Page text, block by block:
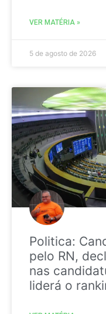
VER MATÉRIA »
5 de agosto de 2026
Politica:
pelo RN,
nas
liderá o